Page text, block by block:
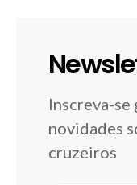
Inscreva-se
novidades
cruzeiros